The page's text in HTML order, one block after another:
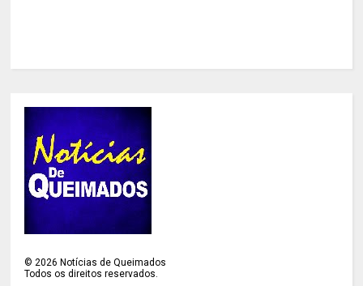
© 2026 Notícias de Queimados
Todos os direitos reservados.